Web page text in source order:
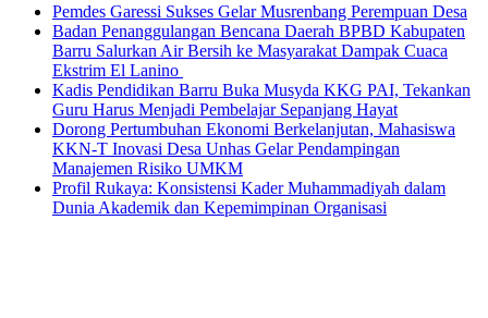
Pemdes Garessi Sukses Gelar Musrenbang Perempuan Desa
Badan Penanggulangan Bencana Daerah BPBD Kabupaten
Barru Salurkan Air Bersih ke Masyarakat Dampak Cuaca
Ekstrim El Lanino
Kadis Pendidikan Barru Buka Musyda KKG PAI, Tekankan
Guru Harus Menjadi Pembelajar Sepanjang Hayat
Dorong Pertumbuhan Ekonomi Berkelanjutan, Mahasiswa
KKN-T Inovasi Desa Unhas Gelar Pendampingan
Manajemen Risiko UMKM
Profil Rukaya: Konsistensi Kader Muhammadiyah dalam
Dunia Akademik dan Kepemimpinan Organisasi